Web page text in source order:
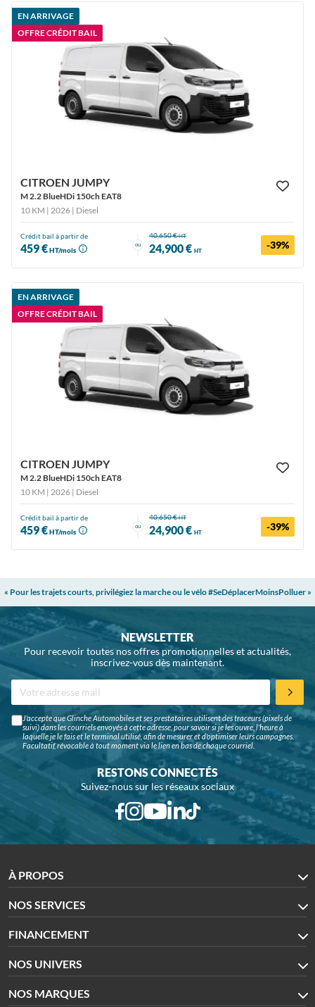
EN ARRIVAGE
OFFRE CRÉDIT BAIL
CITROEN JUMPY
M 2.2 BlueHDi 150ch EAT8
10 KM | 2026 | Diesel
Crédit bail à partir de
459 €HT/mois
ou
40,650 €HT
24,900 € HT -39%
EN ARRIVAGE
OFFRE CRÉDIT BAIL
CITROEN JUMPY
M 2.2 BlueHDi 150ch EAT8
10 KM | 2026 | Diesel
Crédit bail à partir de
459 €HT/mois
ou
40,650 €HT
24,900 € HT -39%
« Pour les trajets courts, privilégiez la marche ou le vélo #SeDéplacerMoinsPolluer »
NEWSLETTER
Pour recevoir toutes nos offres promotionnelles et actualités,
inscrivez-vous dès maintenant.
J'accepte que Glinche Automobiles et ses prestataires utilisent des traceurs (pixels de
suivi) dans les courriels envoyés à cette adresse, pour savoir si je les ouvre, l'heure à
laquelle je le fais et le terminal utilisé, afin de mesurer et d'optimiser leurs campagnes.
Facultatif, révocable à tout moment via le lien en bas de chaque courriel.
RESTONS CONNECTÉS
Suivez-nous sur les réseaux sociaux
À PROPOS
NOS SERVICES
FINANCEMENT
NOS UNIVERS
NOS MARQUES